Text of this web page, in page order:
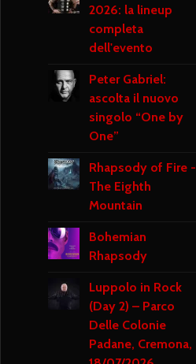
2026: la lineup
completa
dell'evento
Peter Gabriel:
ascolta il nuovo
singolo “One by
One”
Rhapsody of Fire -
The Eighth
Mountain
Bohemian
Rhapsody
Luppolo in Rock
(Day 2) – Parco
Delle Colonie
Padane, Cremona,